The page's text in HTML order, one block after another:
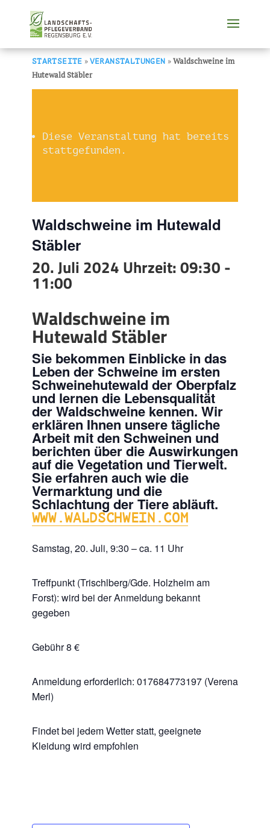
STARTSEITE » VERANSTALTUNGEN »Waldschweine im
Hutewald Stäbler
Diese Veranstaltung hat bereits
stattgefunden.
Waldschweine im Hutewald
Stäbler
20. Juli 2024 Uhrzeit: 09:30 -
11:00
Waldschweine im
Hutewald Stäbler
Sie bekommen Einblicke in das
Leben der Schweine im ersten
Schweinehutewald der Oberpfalz
und lernen die Lebensqualität
der Waldschweine kennen. Wir
erklären Ihnen unsere tägliche
Arbeit mit den Schweinen und
berichten über die Auswirkungen
auf die Vegetation und Tierwelt.
Sie erfahren auch wie die
Vermarktung und die
Schlachtung der Tiere abläuft.
WWW.WALDSCHWEIN.COM
Samstag, 20. Juli, 9:30 – ca. 11 Uhr
Treffpunkt (Trischlberg/Gde. Holzheim am
Forst): wird bei der Anmeldung bekannt
gegeben
Gebühr 8 €
Anmeldung erforderlich: 017684773197 (Verena
Merl)
Findet bei jedem Wetter statt, geeignete
Kleidung wird empfohlen